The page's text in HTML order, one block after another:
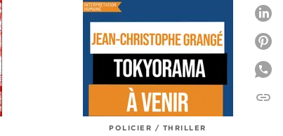
POLICIER / THRILLER
link